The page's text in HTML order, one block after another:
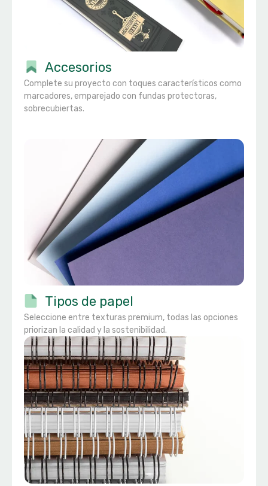
Accesorios
Complete su proyecto con toques característicos como
marcadores, emparejado con fundas protectoras,
sobrecubiertas.
Tipos de papel
Seleccione entre texturas premium, todas las opciones
priorizan la calidad y la sostenibilidad.